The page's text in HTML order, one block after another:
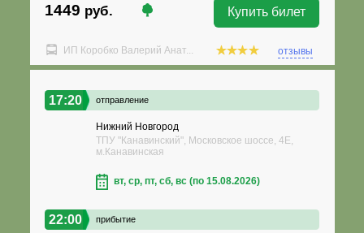
1449 руб. Купить билет
ИП Коробко Валерий Анат... отзывы
17:20 отправление
Нижний Новгород
ТПУ "Канавинский", Московское шоссе, 4Е,
м.Канавинская
вт, ср, пт, сб, вс (по 15.08.2026)
22:00 прибытие